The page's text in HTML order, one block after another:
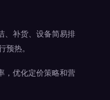
、补货、设备简易排
预热。
，优化定价策略和营